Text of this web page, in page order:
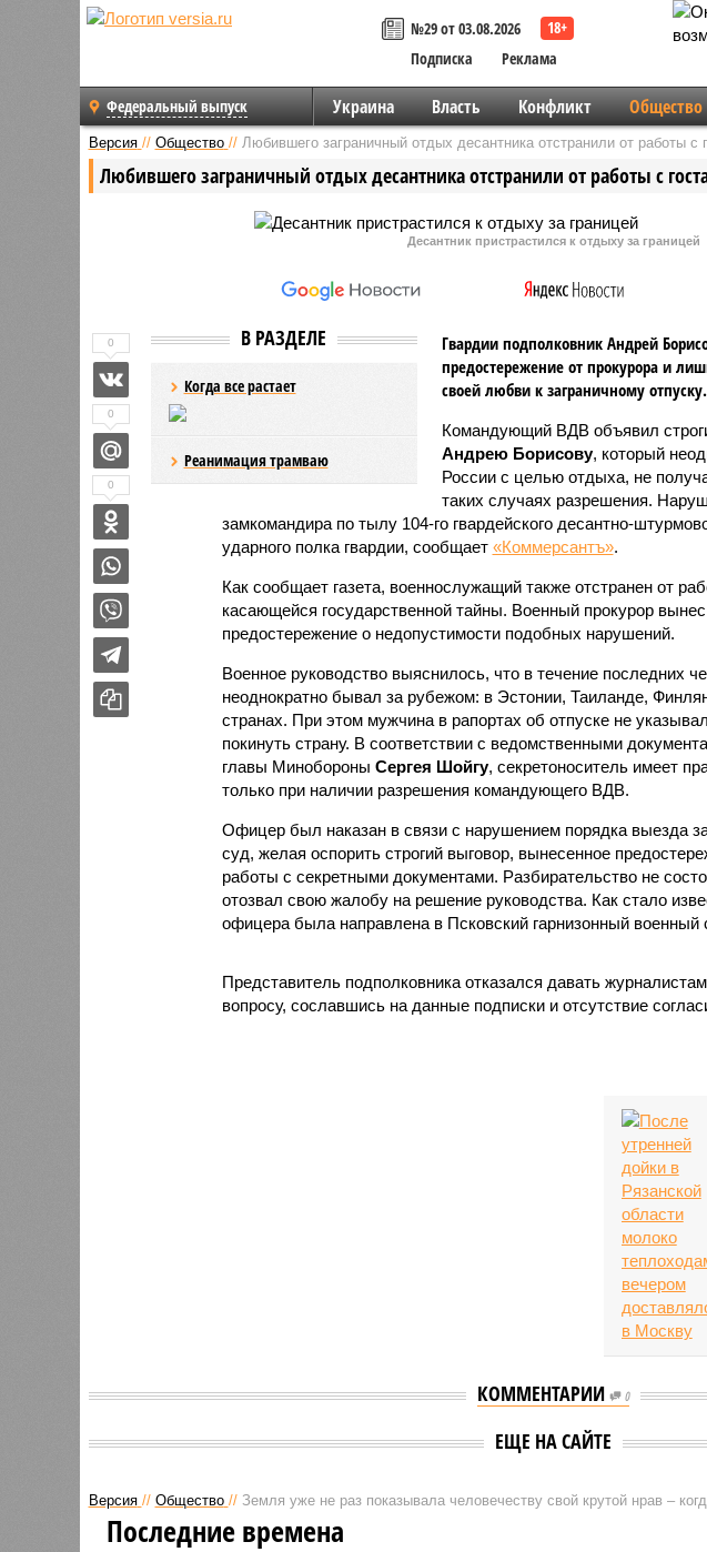
№29 от 03.08.2026
Подписка
Реклама
Федеральный выпуск Украина Власть Конфликт Общество
Версия // Общество // Любившего заграничный отдых десантника отстранили от работы с
Любившего заграничный отдых десантника отстранили от работы с
Десантник пристрастился к отдыху за границей
В РАЗДЕЛЕ
Когда все растает
Реанимация трамваю
Гвардии подполковник Андрей
предостережение от прокурора и
своей любви к заграничному отпуску.
Командующий ВДВ объявил
Андрею Борисову, который
России с целью отдыха, не
таких случаях разрешения.
замкомандира по тылу 104-го гвардейского десантно-
ударного полка гвардии, сообщает «Коммерсантъ».
Как сообщает газета, военнослужащий также отстранен от
касающейся государственной тайны. Военный прокурор
предостережение о недопустимости подобных нарушений.
Военное руководство выяснилось, что в течение последних
неоднократно бывал за рубежом: в Эстонии, Таиланде,
странах. При этом мужчина в рапортах об отпуске не
покинуть страну. В соответствии с ведомственными
главы Минобороны Сергея Шойгу, секретоноситель имеет
только при наличии разрешения командующего ВДВ.
Офицер был наказан в связи с нарушением порядка выезда
суд, желая оспорить строгий выговор, вынесенное
работы с секретными документами. Разбирательство не
отозвал свою жалобу на решение руководства. Как стало
офицера была направлена в Псковский гарнизонный военный
Представитель подполковника отказался давать
вопросу, сославшись на данные подписки и отсутствие
0
0
0
КОММЕНТАРИИ 0
ЕЩЕ НА САЙТЕ
Версия // Общество // Земля уже не раз показывала человечеству свой крутой нрав –
Последние времена